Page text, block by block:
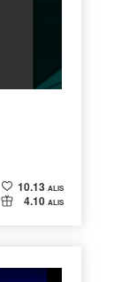
10.13 ALIS
4.10 ALIS